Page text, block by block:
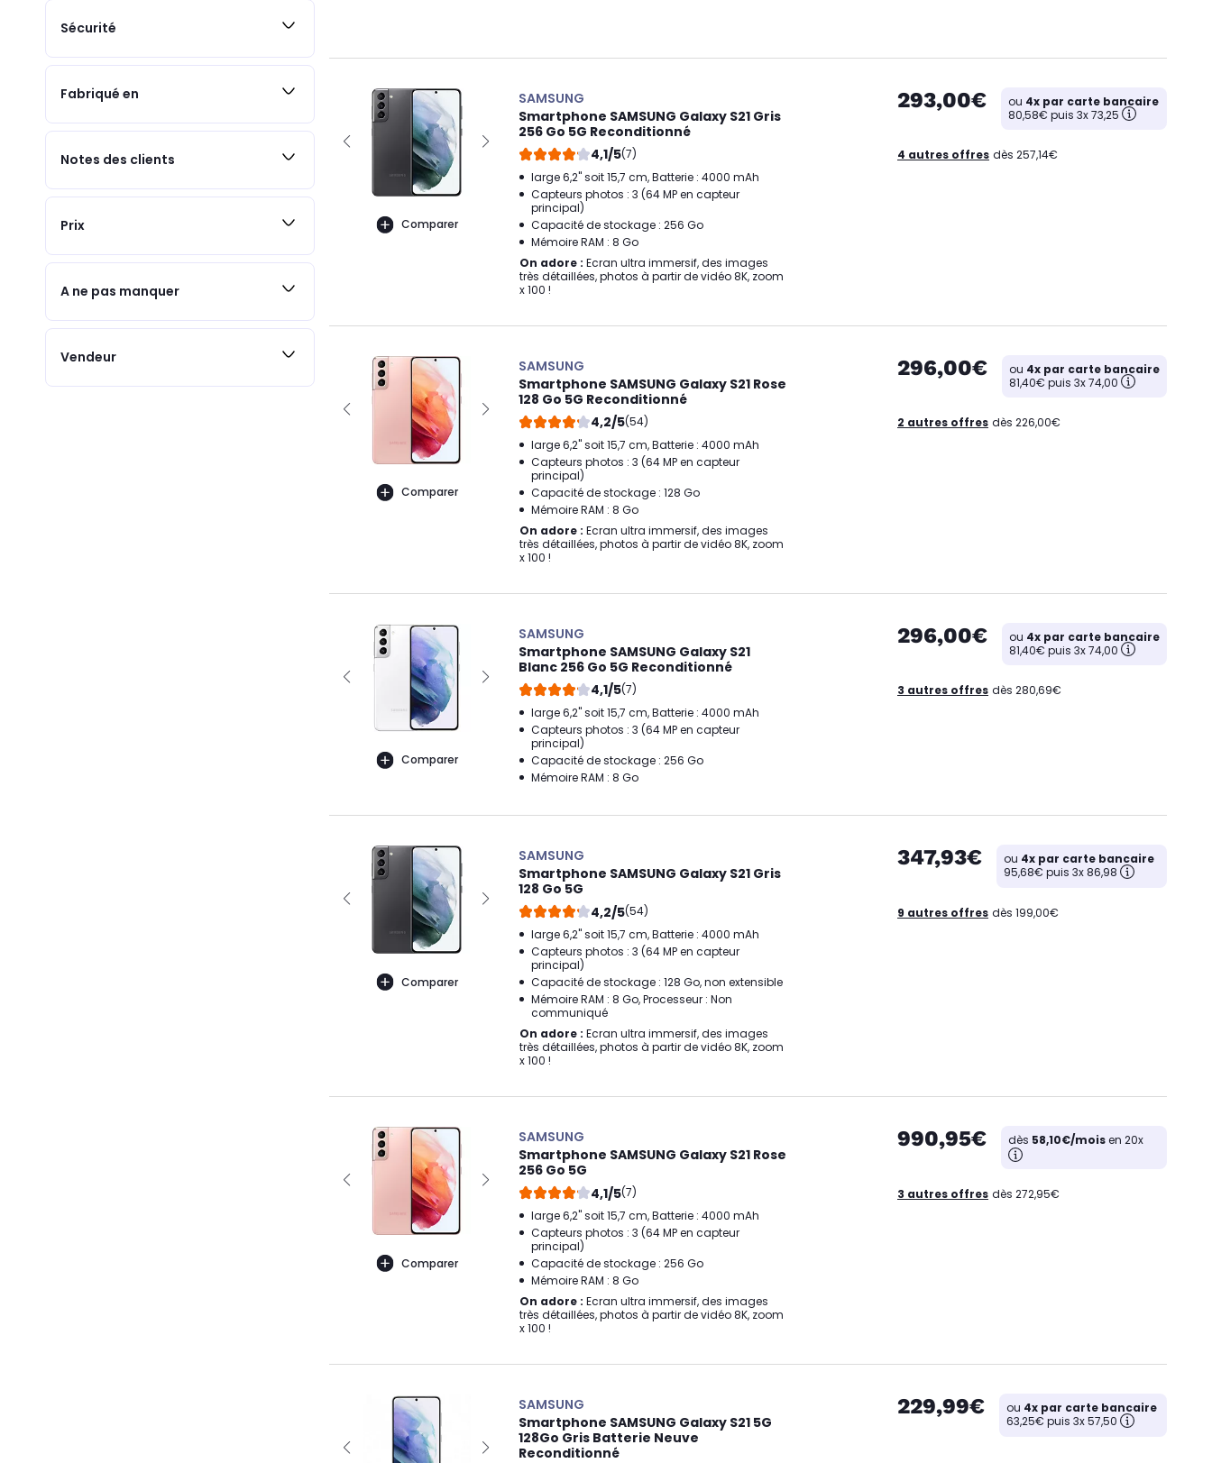
Sécurité
Fabriqué en
Notes des clients
Prix
A ne pas manquer
Vendeur
Comparer
SAMSUNG
Smartphone SAMSUNG Galaxy S21 Gris
256 Go 5G Reconditionné
4,1/5(7)
large 6,2" soit 15,7 cm, Batterie : 4000 mAh
Capteurs photos : 3 (64 MP en capteur
principal)
Capacité de stockage : 256 Go
Mémoire RAM : 8 Go
On adore : Ecran ultra immersif, des images
très détaillées, photos à partir de vidéo 8K, zoom
x 100 !
293,00€ ou 4x par carte bancaire
80,58€ puis 3x 73,25
4 autres offres dès 257,14€
Comparer
SAMSUNG
Smartphone SAMSUNG Galaxy S21 Rose
128 Go 5G Reconditionné
4,2/5(54)
large 6,2" soit 15,7 cm, Batterie : 4000 mAh
Capteurs photos : 3 (64 MP en capteur
principal)
Capacité de stockage : 128 Go
Mémoire RAM : 8 Go
On adore : Ecran ultra immersif, des images
très détaillées, photos à partir de vidéo 8K, zoom
x 100 !
296,00€ ou 4x par carte bancaire
81,40€ puis 3x 74,00
2 autres offres dès 226,00€
Comparer
SAMSUNG
Smartphone SAMSUNG Galaxy S21
Blanc 256 Go 5G Reconditionné
4,1/5(7)
large 6,2" soit 15,7 cm, Batterie : 4000 mAh
Capteurs photos : 3 (64 MP en capteur
principal)
Capacité de stockage : 256 Go
Mémoire RAM : 8 Go
296,00€ ou 4x par carte bancaire
81,40€ puis 3x 74,00
3 autres offres dès 280,69€
Comparer
SAMSUNG
Smartphone SAMSUNG Galaxy S21 Gris
128 Go 5G
4,2/5(54)
large 6,2" soit 15,7 cm, Batterie : 4000 mAh
Capteurs photos : 3 (64 MP en capteur
principal)
Capacité de stockage : 128 Go, non extensible
Mémoire RAM : 8 Go, Processeur : Non
communiqué
On adore : Ecran ultra immersif, des images
très détaillées, photos à partir de vidéo 8K, zoom
x 100 !
347,93€ ou 4x par carte bancaire
95,68€ puis 3x 86,98
9 autres offres dès 199,00€
Comparer
SAMSUNG
Smartphone SAMSUNG Galaxy S21 Rose
256 Go 5G
4,1/5(7)
large 6,2" soit 15,7 cm, Batterie : 4000 mAh
Capteurs photos : 3 (64 MP en capteur
principal)
Capacité de stockage : 256 Go
Mémoire RAM : 8 Go
On adore : Ecran ultra immersif, des images
très détaillées, photos à partir de vidéo 8K, zoom
x 100 !
990,95€ dès 58,10€/moisen 20x
3 autres offres dès 272,95€
SAMSUNG
Smartphone SAMSUNG Galaxy S21 5G
128Go Gris Batterie Neuve
Reconditionné
229,99€ ou 4x par carte bancaire
63,25€ puis 3x 57,50